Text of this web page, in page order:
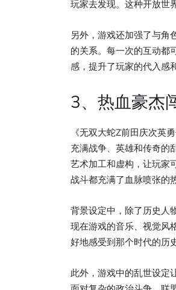
玩家去发现。这种开放世
另外，游戏还加强了与角
的关系。每一次的互动都
感，提升了玩家的代入感
3、热血豪杰
《无双大蛇Z前田庆次英
充满战争、英雄和传奇的
艺术加工和虚构，让玩家
战斗都充满了血脉喷张的
背景设定中，除了历史人
现在游戏的音乐、视觉风
好地感受到那个时代的历
此外，游戏中的乱世设定